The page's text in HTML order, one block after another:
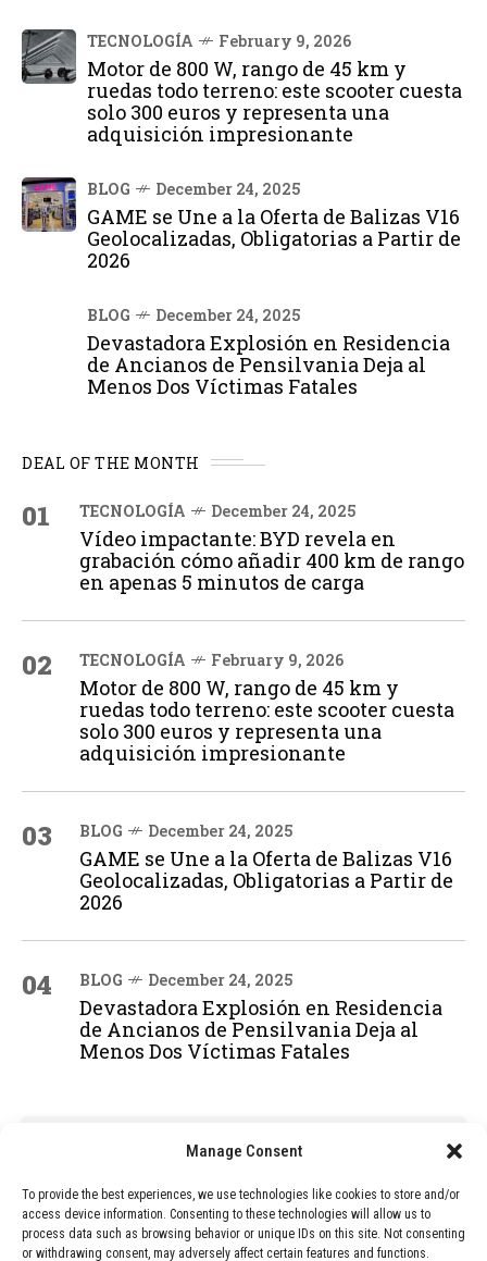
Manage Consent
To provide the best experiences, we use technologies like cookies to store and/or
access device information. Consenting to these technologies will allow us to
process data such as browsing behavior or unique IDs on this site. Not consenting
or withdrawing consent, may adversely affect certain features and functions.
TECNOLOGÍA February 9, 2026
Motor de 800 W, rango de 45 km y
ruedas todo terreno: este scooter cuesta
solo 300 euros y representa una
adquisición impresionante
BLOG December 24, 2025
GAME se Une a la Oferta de Balizas V16
Geolocalizadas, Obligatorias a Partir de
2026
BLOG December 24, 2025
Devastadora Explosión en Residencia
de Ancianos de Pensilvania Deja al
Menos Dos Víctimas Fatales
DEAL OF THE MONTH
01 TECNOLOGÍA December 24, 2025
Vídeo impactante: BYD revela en
grabación cómo añadir 400 km de rango
en apenas 5 minutos de carga
02 TECNOLOGÍA February 9, 2026
Motor de 800 W, rango de 45 km y
ruedas todo terreno: este scooter cuesta
solo 300 euros y representa una
adquisición impresionante
03 BLOG December 24, 2025
GAME se Une a la Oferta de Balizas V16
Geolocalizadas, Obligatorias a Partir de
2026
04 BLOG December 24, 2025
Devastadora Explosión en Residencia
de Ancianos de Pensilvania Deja al
Menos Dos Víctimas Fatales